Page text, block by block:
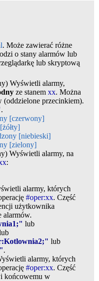
. Może zawierać różne
o stany alarmów lub
lub skryptową
Wyświetli alarmy,
ze stanem xx. Można
(oddzielone przecinkiem).
.
[czerwony]
[niebieski]
[zielony]
Wyświetli alarmy, na
:
alarmy, których
#oper:xx. Część
użytkownika
alarmów.
lub
lub
.
alarmy, których
#oper:xx. Część
końcowemu w